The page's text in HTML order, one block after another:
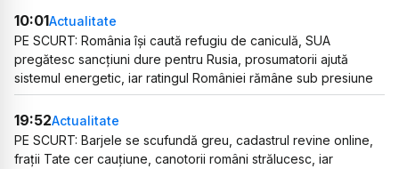
10:01Actualitate
PE SCURT: România își caută refugiu de caniculă, SUA
pregătesc sancțiuni dure pentru Rusia, prosumatorii ajută
sistemul energetic, iar ratingul României rămâne sub presiune
19:52Actualitate
PE SCURT: Barjele se scufundă greu, cadastrul revine online,
frații Tate cer cauțiune, canotorii români strălucesc, iar